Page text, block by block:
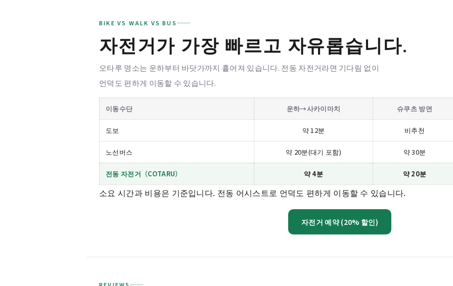
BIKE VS WALK VS BUS
자전거가 가장 빠르고 자유롭습니다.
오타루 명소는 운하부터 바닷가까지 흩어져 있습니다. 전동 자전거라면 기다림 없이
언덕도 편하게 이동할 수 있습니다.
이동수단 운하→사카이마치 슈쿠츠 방면
도보 약 12분 비추천
노선버스 약 20분(대기 포함) 약 30분
전동 자전거（COTARU） 약 4분 약 20분
소요 시간과 비용은 기준입니다. 전동 어시스트로 언덕도 편하게 이동할 수 있습니다.
자전거 예약 (20% 할인)